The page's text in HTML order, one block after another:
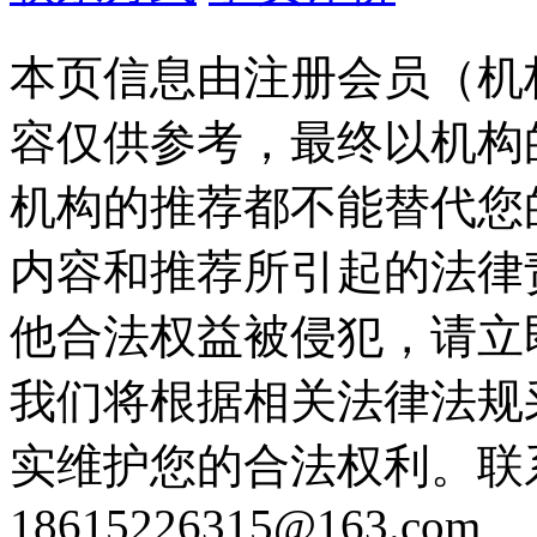
本页信息由注册会员（
容仅供参考，最终以机
机构的推荐都不能替代
内容和推荐所引起的法
他合法权益被侵犯，请
我们将根据相关法律法
实维护您的合法权利。
18615226315@163.com